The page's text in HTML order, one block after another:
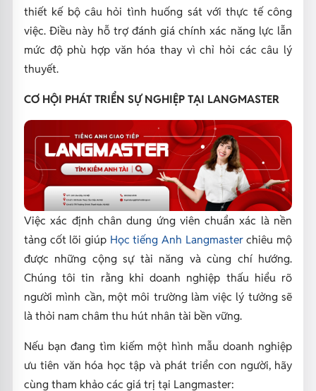
thiết kế bộ câu hỏi tình huống sát với thực tế công
việc. Điều này hỗ trợ đánh giá chính xác năng lực lẫn
mức độ phù hợp văn hóa thay vì chỉ hỏi các câu lý
thuyết.
CƠ HỘI PHÁT TRIỂN SỰ NGHIỆP TẠI LANGMASTER
Việc xác định chân dung ứng viên chuẩn xác là nền
tảng cốt lõi giúp Học tiếng Anh Langmasterchiêu mộ
được những cộng sự tài năng và cùng chí hướng.
Chúng tôi tin rằng khi doanh nghiệp thấu hiểu rõ
người mình cần, một môi trường làm việc lý tưởng sẽ
là thỏi nam châm thu hút nhân tài bền vững.
Nếu bạn đang tìm kiếm một hình mẫu doanh nghiệp
ưu tiên văn hóa học tập và phát triển con người, hãy
cùng tham khảo các giá trị tại Langmaster: